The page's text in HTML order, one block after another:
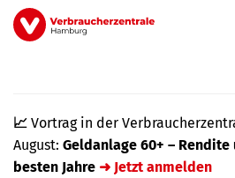
Direkt
zum
📈 Vortrag in der
August: Geldanlage 60+ –
besten Jahre ➜ Jetzt anmelden